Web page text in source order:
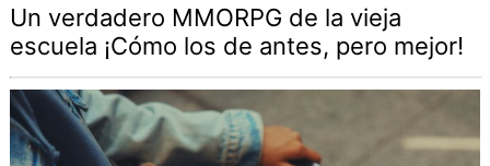
Un verdadero MMORPG de la vieja
escuela ¡Cómo los de antes, pero mejor!